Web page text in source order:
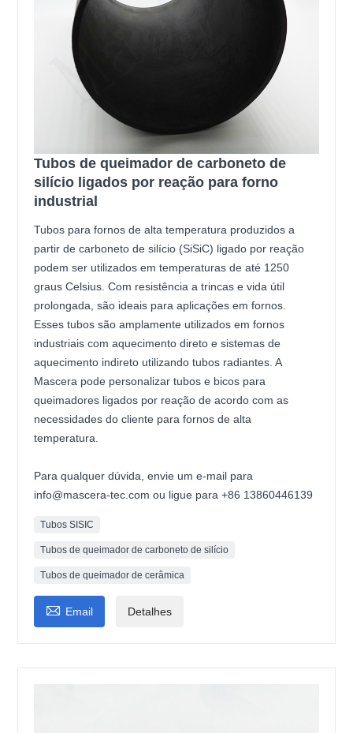
Tubos de queimador de carboneto de
silício ligados por reação para forno
industrial
Tubos para fornos de alta temperatura produzidos a
partir de carboneto de silício (SiSiC) ligado por reação
podem ser utilizados em temperaturas de até 1250
graus Celsius. Com resistência a trincas e vida útil
prolongada, são ideais para aplicações em fornos.
Esses tubos são amplamente utilizados em fornos
industriais com aquecimento direto e sistemas de
aquecimento indireto utilizando tubos radiantes. A
Mascera pode personalizar tubos e bicos para
queimadores ligados por reação de acordo com as
necessidades do cliente para fornos de alta
temperatura.
Para qualquer dúvida, envie um e-mail para
info@mascera-tec.com ou ligue para +86 13860446139
Tubos SISIC
Tubos de queimador de carboneto de silício
Tubos de queimador de cerâmica
 Email Detalhes